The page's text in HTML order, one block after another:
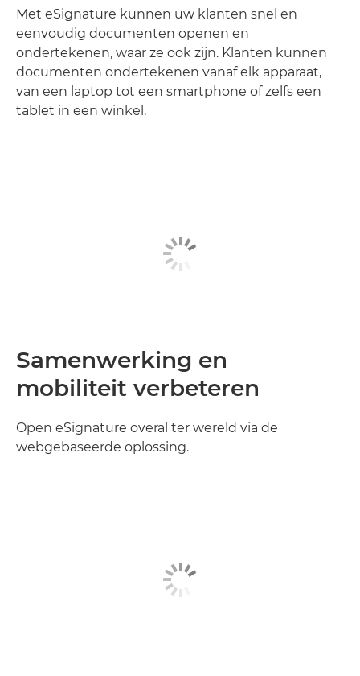
Met eSignature kunnen uw klanten snel en
eenvoudig documenten openen en
ondertekenen, waar ze ook zijn. Klanten kunnen
documenten ondertekenen vanaf elk apparaat,
van een laptop tot een smartphone of zelfs een
tablet in een winkel.
Samenwerking en
mobiliteit verbeteren
Open eSignature overal ter wereld via de
webgebaseerde oplossing.